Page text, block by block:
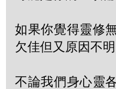
如果你覺得靈修
欠佳但又原因不
不論我們身心靈